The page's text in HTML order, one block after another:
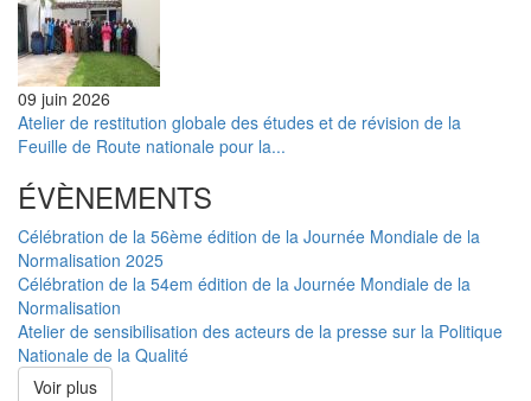
09 juin 2026
Atelier de restitution globale des études et de révision de la
Feuille de Route nationale pour la...
ÉVÈNEMENTS
Célébration de la 56ème édition de la Journée Mondiale de la
Normalisation 2025
Célébration de la 54em édition de la Journée Mondiale de la
Normalisation
Atelier de sensibilisation des acteurs de la presse sur la Politique
Nationale de la Qualité
Voir plus